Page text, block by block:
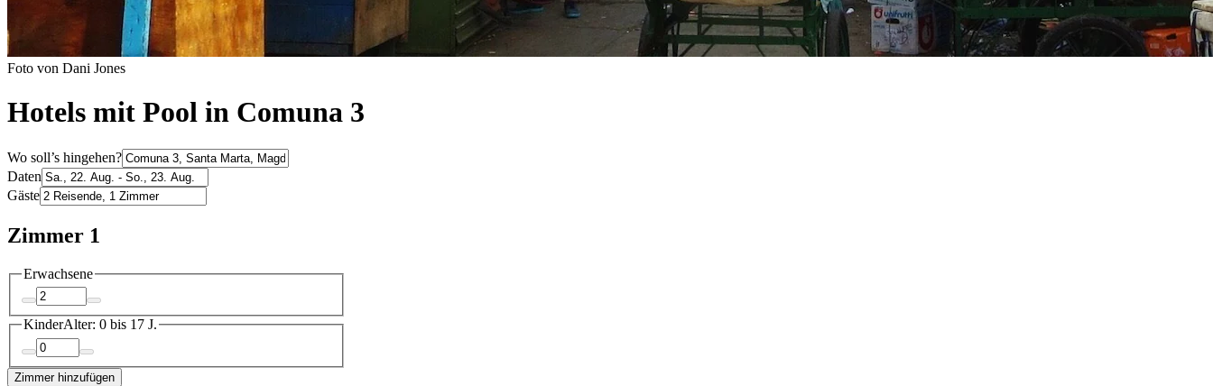
Foto von Dani Jones
Hotels mit Pool in Comuna 3
Wo soll’s hingehen?
Daten
Gäste
Zimmer 1
Erwachsene
KinderAlter: 0 bis 17 J.
Zimmer hinzufügen